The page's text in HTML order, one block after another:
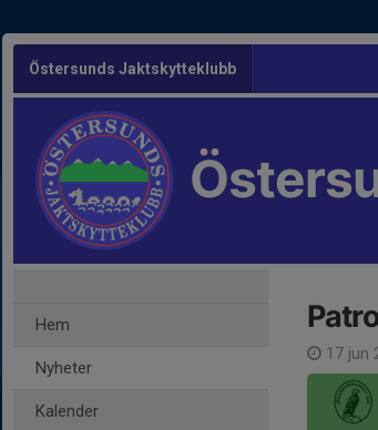
Östersunds Jaktskytteklubb
Hem
Nyheter
Kalender
17 jun